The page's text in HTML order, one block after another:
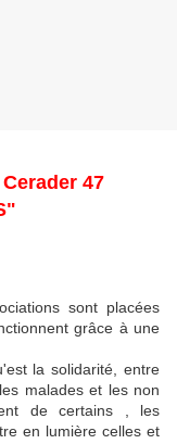
Cerader 47
sont placées
grâce à une
la solidarité, entre
malades et les non
de certains , les
en lumière celles et